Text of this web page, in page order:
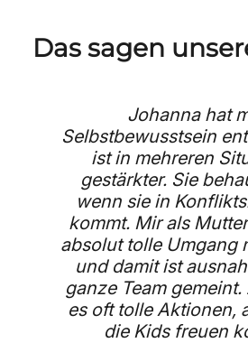
Das sagen
Johanna hat
Selbstbewusstsein
ist in mehreren
gestärkter. Sie
wenn sie in
kommt. Mir als
absolut tolle Umgang
und damit ist
ganze Team
es oft tolle Aktionen,
die Kids freuen